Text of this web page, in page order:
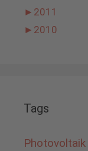
► 2011
► 2010
Tags
Photovoltaik